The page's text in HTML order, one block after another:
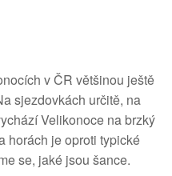
v ČR většinou ještě
sjezdovkách určitě, na
Velikonoce na brzký
horách je oproti typické
se, jaké jsou šance.